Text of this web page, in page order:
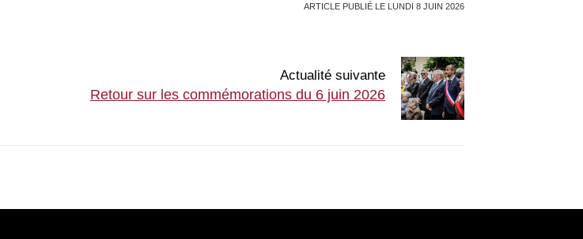
ARTICLE PUBLIÉ LE LUNDI 8 JUIN 2026
Actualité suivante
Retour sur les commémorations du 6 juin 2026